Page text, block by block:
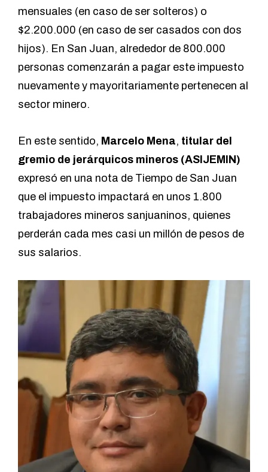
mensuales (en caso de ser solteros) o
$2.200.000 (en caso de ser casados con dos
hijos). En San Juan, alrededor de 800.000
personas comenzarán a pagar este impuesto
nuevamente y mayoritariamente pertenecen al
sector minero.
En este sentido, Marcelo Mena, titular del
gremio de jerárquicos mineros (ASIJEMIN)
expresó en una nota de Tiempo de San Juan
que el impuesto impactará en unos 1.800
trabajadores mineros sanjuaninos, quienes
perderán cada mes casi un millón de pesos de
sus salarios.